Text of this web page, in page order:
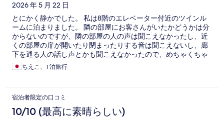
2026 年 5 月 22 日
とにかく静かでした。 私は8階のエレベーター付近のツインル
ームに泊まりました。 隣の部屋にお客さんがいたかどうかは分
からないのですが、隣の部屋の人の声は聞こえなかったし、近
くの部屋の扉が開いたり閉まったりする音は聞こえないし、廊
下を通る人の話し声とかも聞こえなかったので、めちゃくちゃ
静かだなぁと思いました。 チェックインの時もゆっくり丁寧に
説明して頂いたので、分かりやすかったです。
ちえこ、1 泊旅行
宿泊者限定の口コミ
10/10 (最高に素晴らしい)